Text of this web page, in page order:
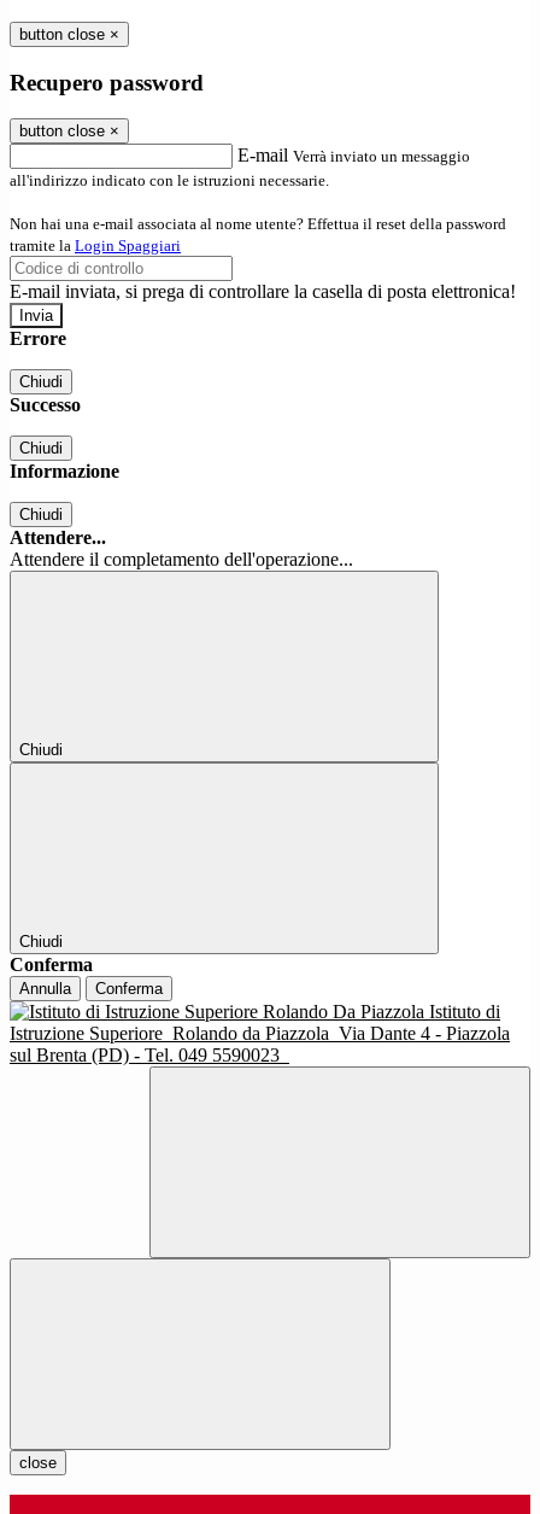
button close ×
Recupero password
button close ×
E-mail Verrà inviato un messaggio
all'indirizzo indicato con le istruzioni necessarie.
Non hai una e-mail associata al nome utente? Effettua il reset della password
tramite la Login Spaggiari
E-mail inviata, si prega di controllare la casella di posta elettronica!
Errore
Chiudi
Successo
Chiudi
Informazione
Chiudi
Attendere...
Attendere il completamento dell'operazione...
Chiudi
Chiudi
Conferma
Annulla Conferma
Istituto di
Istruzione Superiore Rolando da Piazzola Via Dante 4 - Piazzola
sul Brenta (PD) - Tel. 049 5590023
close